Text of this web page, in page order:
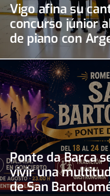
Vigo afina su
concurso júnior
de piano con
Irons
Ponte da Barca
vivir una
de San